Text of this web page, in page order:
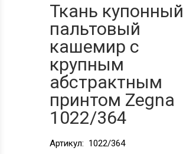
Ткань купонный
пальтовый
кашемир с
крупным
абстрактным
принтом Zegna
1022/364
Артикул: 1022/364